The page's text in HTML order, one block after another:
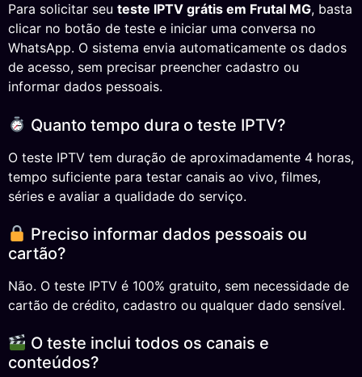
Para solicitar seu teste IPTV grátis em Frutal MG, basta
clicar no botão de teste e iniciar uma conversa no
WhatsApp. O sistema envia automaticamente os dados
de acesso, sem precisar preencher cadastro ou
informar dados pessoais.
Quanto tempo dura o teste IPTV?
O teste IPTV tem duração de aproximadamente 4 horas,
tempo suficiente para testar canais ao vivo, filmes,
séries e avaliar a qualidade do serviço.
Preciso informar dados pessoais ou
cartão?
Não. O teste IPTV é 100% gratuito, sem necessidade de
cartão de crédito, cadastro ou qualquer dado sensível.
O teste inclui todos os canais e
conteúdos?